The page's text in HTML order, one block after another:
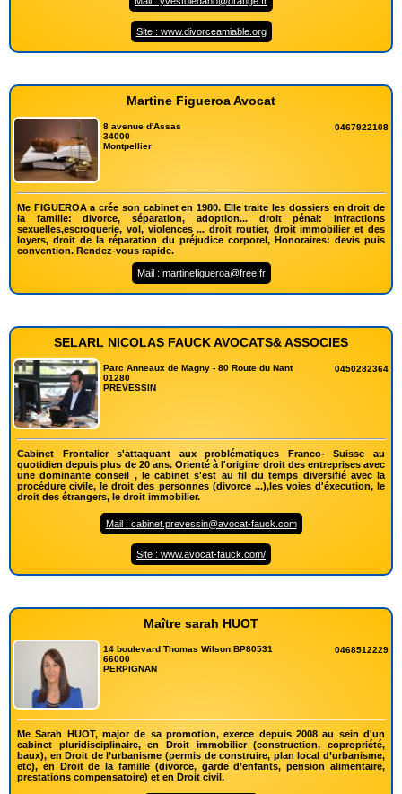
Site : www.divorceamiable.org
Martine Figueroa Avocat
8 avenue d'Assas
34000
Montpellier
0467922108
Me FIGUEROA a crée son cabinet en 1980. Elle traite les dossiers en droit de
la famille: divorce, séparation, adoption... droit pénal: infractions
sexuelles,escroquerie, vol, violences ... droit routier, droit immobilier et des
loyers, droit de la réparation du préjudice corporel, Honoraires: devis puis
convention. Rendez-vous rapide.
Mail : martinefigueroa@free.fr
SELARL NICOLAS FAUCK AVOCATS& ASSOCIES
Parc Anneaux de Magny - 80 Route du Nant
01280
PREVESSIN
0450282364
Cabinet Frontalier s'attaquant aux problématiques Franco- Suisse au
quotidien depuis plus de 20 ans. Orienté à l'origine droit des entreprises avec
une dominante conseil , le cabinet s'est au fil du temps diversifié avec la
procédure civile, le droit des personnes (divorce ...),les voies d'éxecution, le
droit des étrangers, le droit immobilier.
Mail : cabinet.prevessin@avocat-fauck.com
Site : www.avocat-fauck.com/
Maître sarah HUOT
14 boulevard Thomas Wilson BP80531
66000
PERPIGNAN
0468512229
Me Sarah HUOT, major de sa promotion, exerce depuis 2008 au sein d'un
cabinet pluridisciplinaire, en Droit immobilier (construction, copropriété,
baux), en Droit de l’urbanisme (permis de construire, plan local d’urbanisme,
etc), en Droit de la famille (divorce, garde d’enfants, pension alimentaire,
prestations compensatoire) et en Droit civil.